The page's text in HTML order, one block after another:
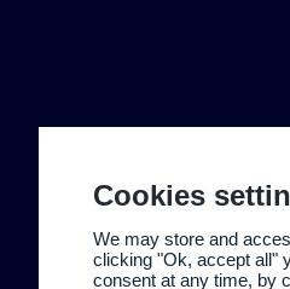
Cookies
We may store and
clicking "Ok, accept all"
consent at any time, by